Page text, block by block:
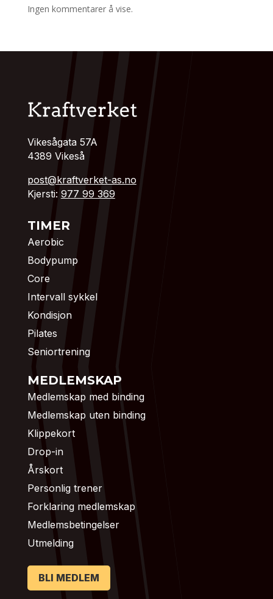
Ingen kommentarer å vise.
Vikesågata 57A
4389 Vikeså
post@kraftverket-as.no
Kjersti: 977 99 369
TIMER
Aerobic
Bodypump
Core
Intervall sykkel
Kondisjon
Pilates
Seniortrening
MEDLEMSKAP
Medlemskap med binding
Medlemskap uten binding
Klippekort
Drop-in
Årskort
Personlig trener
Forklaring medlemskap
Medlemsbetingelser
Utmelding
BLI MEDLEM